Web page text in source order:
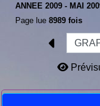
ANNEE 2009 - MAI
Page lue 8989 fois